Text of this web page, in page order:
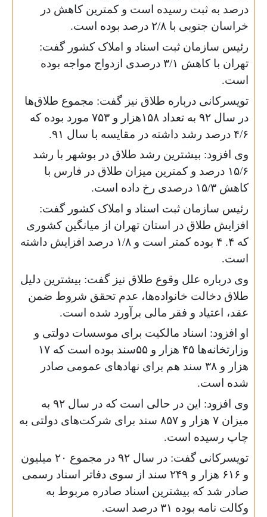
درصد به ثبت رسیده است و کمترین کاهش در
خراسان جنوبی با ۲/۸ درصد بوده است.
رئیس سازمان ثبت اسناد و املاک کشور گفت:
تهران با کاهش ۳/۱ درصدی ازدواج مواجه بوده
است.
تویسرکانی درباره طلاق نیز گفت: مجموع طلاق‌ها
در سال ۹۲ به تعداد ۱۵۸هزار و ۷۵۳ مورد بوده که
۴/۶ درصد رشد داشته در مقایسه با سال ۹۱.
وی افزود: بیشترین رشد طلاق در بوشهر با رشد
۱۵/۶ درصد و کمترین میزان طلاق در فارس با
کاهش ۱۵/۳ درصدی رخ داده است.
رئیس سازمان ثبت اسناد و املاک کشور گفت:
افزایش طلاق در استان تهران از میانگین کشوری
که ۴. ۴ بوده کمتر است و ۱/۸ درصد افزایش داشته
است.
وی درباره علل وقوع طلاق نیز گفت: بیشترین دلیل
طلاق دخالت خانواده‌ها، عدم تحقق شروط ضمن
عقد، اعتیاد و فقر مالی برآورد شده است.
او افزود: اسناد مالکیت برای موسسات دولتی و
وزارتخانه‌ها ۴۵ هزار و ۵۵سند بوده است که ۱۷
هزار و ۳۸ سند هم برای نهادهای عمومی صادر
شده است.
وی افزود: این در حالی است که در سال ۹۲ به
میزان ۷ هزار و ۸۵۷ سند برای شرکت‌های دولتی به
چاپ رسیده است.
تویسرکانی گفت: در سال ۹۲ در مجموع ۲۰ میلیون
و ۶۱۶ هزار و ۲۴۹ سند از سوی دفا‌تر اسناد رسمی
صادر شد که بیشترین اسناد صادره مربوط به
وکالت نامه بوده ۳۱ درصد است.